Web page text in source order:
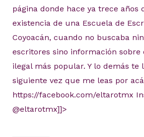
página donde hace ya trece años
existencia de una Escuela de
Coyoacán, cuando no buscaba
escritores sino información sobre
ilegal más popular. Y lo demás te
siguiente vez que me leas por
https://facebook.com/eltarotmx
@eltarotmx]]>